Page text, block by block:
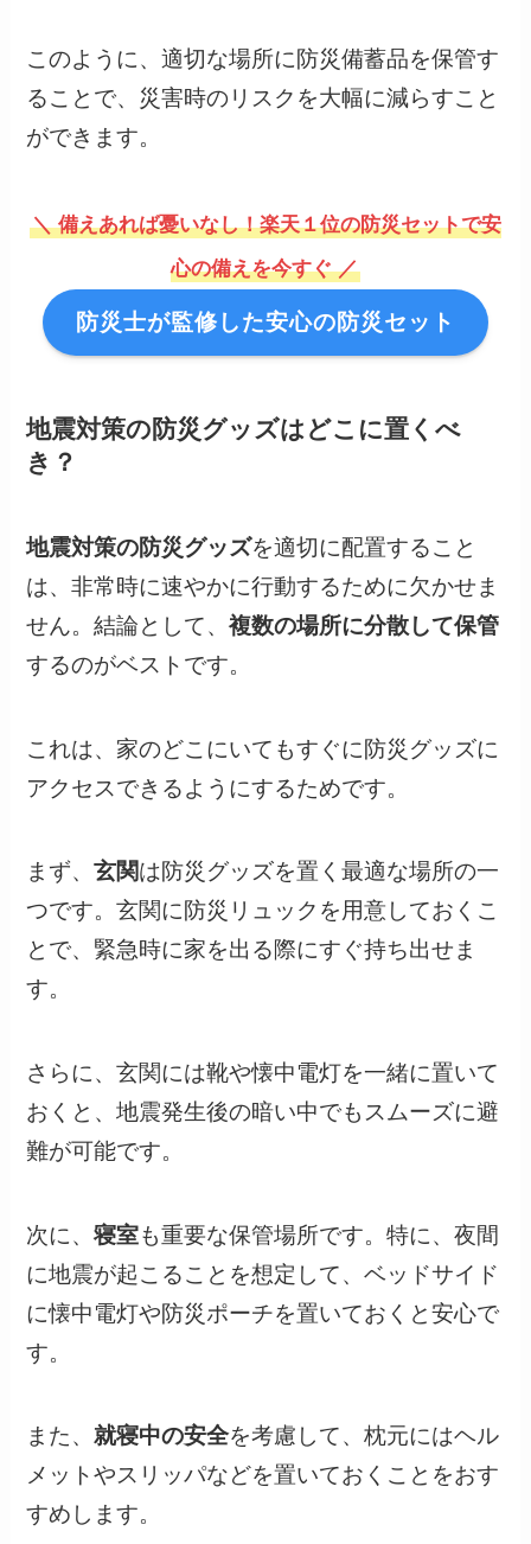
このように、適切な場所に防災備蓄品を保管す
ることで、災害時のリスクを大幅に減らすこと
ができます。
＼ 備えあれば憂いなし！楽天１位の防災セットで安
心の備えを今すぐ ／
防災士が監修した安心の防災セット
地震対策の防災グッズはどこに置くべ
き？
地震対策の防災グッズを適切に配置すること
は、非常時に速やかに行動するために欠かせま
せん。結論として、複数の場所に分散して保管
するのがベストです。
これは、家のどこにいてもすぐに防災グッズに
アクセスできるようにするためです。
まず、玄関は防災グッズを置く最適な場所の一
つです。玄関に防災リュックを用意しておくこ
とで、緊急時に家を出る際にすぐ持ち出せま
す。
さらに、玄関には靴や懐中電灯を一緒に置いて
おくと、地震発生後の暗い中でもスムーズに避
難が可能です。
次に、寝室も重要な保管場所です。特に、夜間
に地震が起こることを想定して、ベッドサイド
に懐中電灯や防災ポーチを置いておくと安心で
す。
また、就寝中の安全を考慮して、枕元にはヘル
メットやスリッパなどを置いておくことをおす
すめします。